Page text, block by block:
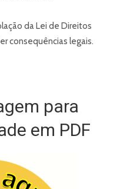
da Lei de Direitos
consequências legais.
para
em PDF